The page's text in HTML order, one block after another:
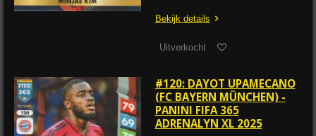
Bekijk details
Uitverkocht
#120: DAYOT UPAMECANO
(FC BAYERN MÜNCHEN) -
PANINI FIFA 365
ADRENALYN XL 2025